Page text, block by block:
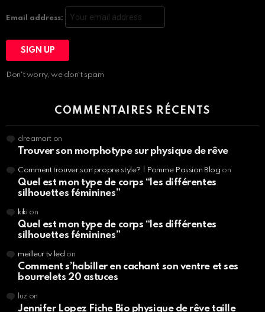
Email address:
Don't worry, we don't spam
COMMENTAIRES RÉCENTS
dreamart on
Trouver son morphotype sur physique de rêve
Comment trouver son propre style? | Pomme Passion Blog on
Quel est mon type de corps “les différentes
silhouettes féminines”
kikion
Quel est mon type de corps “les différentes
silhouettes féminines”
meilleur tv led on
Comment s’habiller en cachant son ventre et ses
bourrelets 20 astuces
luzon
Jennifer Lopez Fiche Bio physique de rêve taille